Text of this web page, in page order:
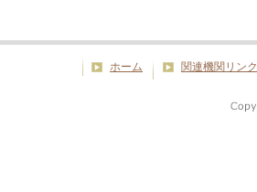
ホーム 関連機関リンク